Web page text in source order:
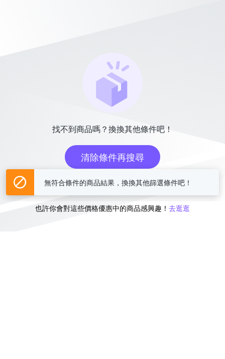
找不到商品嗎？換換其他條件吧！
清除條件再搜尋
或
也許你會對這些價格優惠中的商品感興趣！ 去逛逛
無符合條件的商品結果，換換其他篩選條件吧！